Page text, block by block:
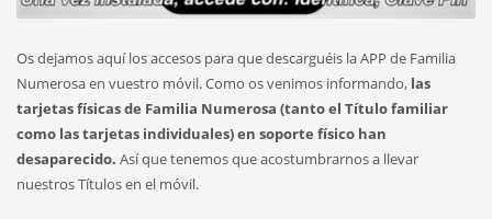
Os dejamos aquí los accesos para que descarguéis la APP de Familia
Numerosa en vuestro móvil. Como os venimos informando, las
tarjetas físicas de Familia Numerosa (tanto el Título familiar
como las tarjetas individuales) en soporte físico han
desaparecido. Así que tenemos que acostumbrarnos a llevar
nuestros Títulos en el móvil.